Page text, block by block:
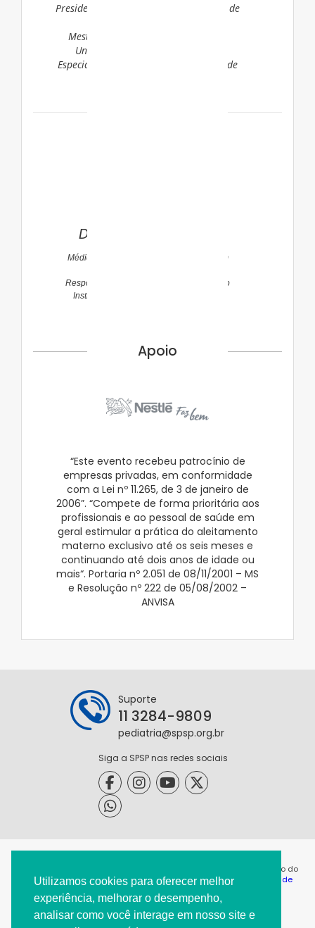
Utilizamos cookies para oferecer melhor
experiência, melhorar o desempenho,
analisar como você interage em nosso site e
Presidente do Departamento Científico de
Mestre e Doutora em Pediatria pela
Universidade de São Paulo – USP
Especialista em Pediatria pela Sociedade
Dra. Rosana Tumas
Médica Pediatra com Área de Atuação em
Responsável pela equipe de Nutrologia do
Instituto da Criança e do Adolescente –
Apoio
“Este evento recebeu patrocínio de
empresas privadas, em conformidade
com a Lei nº 11.265, de 3 de janeiro de
2006”. “Compete de forma prioritária aos
profissionais e ao pessoal de saúde em
geral estimular a prática do aleitamento
materno exclusivo até os seis meses e
continuando até dois anos de idade ou
mais“. Portaria nº 2.051 de 08/11/2001 – MS
e Resolução nº 222 de 05/08/2002 –
ANVISA
Suporte
11 3284-9809
pediatria@spsp.org.br
Siga a SPSP nas redes sociais
@2021 - Todos os direitos reservados. É permitida a reprodução do
conteúdo desta página desde que citada a origem. |
Política de